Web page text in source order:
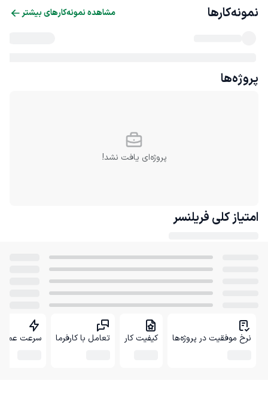
نمونه‌کارها مشاهده نمونه‌کارهای بیشتر
پروژه‌ها
پروژه‌ای یافت نشد!
امتیاز کلی فریلنسر
نرخ موفقیت در پروژه‌ها کیفیت کار تعامل با کارفرما سرعت عمل